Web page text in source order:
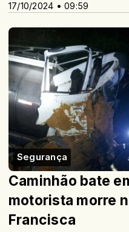
17/10/2024 • 09:59
Segurança
Caminhão bate
motorista morre
Francisca